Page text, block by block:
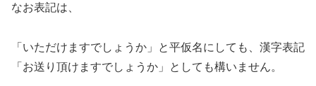
なお表記は、
「いただけますでしょうか」と平仮名にしても、漢字表記
「お送り頂けますでしょうか」としても構いません。